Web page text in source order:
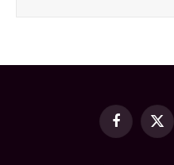
Facebook
X